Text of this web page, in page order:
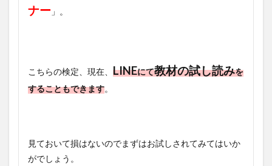
ナー 」。
こちらの検定、現在、 LINEにて教材の試し読みを
することもできます。
見ておいて損はないのでまずはお試しされてみてはいか
がでしょう。